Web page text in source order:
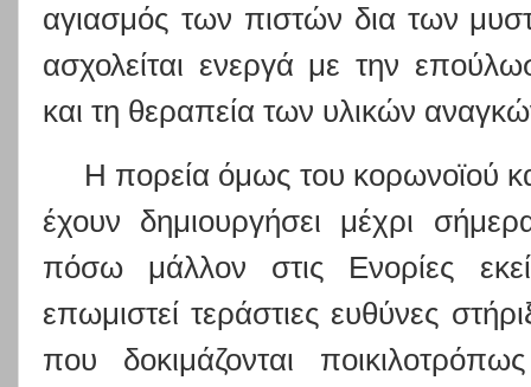
αγιασμός των πιστών δια των
ασχολείται ενεργά με την
και τη θεραπεία των υλικών
Η πορεία όμως του κορωνοϊού
έχουν δημιουργήσει μέχρι
πόσω μάλλον στις Ενορίες
επωμιστεί τεράστιες ευθύνες
που δοκιμάζονται